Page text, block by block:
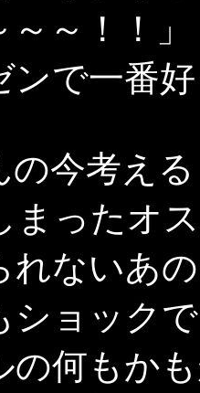
～～！！」
ンで一番
の今考え
まったオ
れないあ
ショック
の何もか